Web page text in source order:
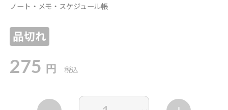
ノート・メモ・スケジュール帳
品切れ
275 円 税込